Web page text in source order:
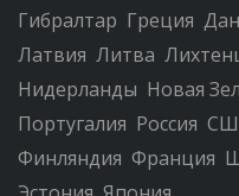
Гибралтар Греция
Латвия Литва
Нидерланды Новая
Португалия Россия
Финляндия Франция